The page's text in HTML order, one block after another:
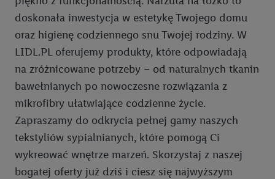
doskonała inwestycja w estetykę Twojego domu
oraz higienę codziennego snu Twojej rodziny. W
LIDL.PL oferujemy produkty, które odpowiadają
na zróżnicowane potrzeby – od naturalnych tkanin
bawełnianych po nowoczesne rozwiązania z
mikrofibry ułatwiające codzienne życie.
Zapraszamy do odkrycia pełnej gamy naszych
tekstyliów sypialnianych, które pomogą Ci
wykreować wnętrze marzeń. Skorzystaj z naszej
bogatej oferty już dziś i ciesz się najwyższym